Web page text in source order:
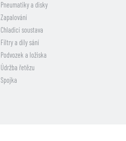
Pneumatiky a disky
Zapalování
Chladicí soustava
Filtry a díly sání
Podvozek a ložiska
Údržba řetězu
Spojka